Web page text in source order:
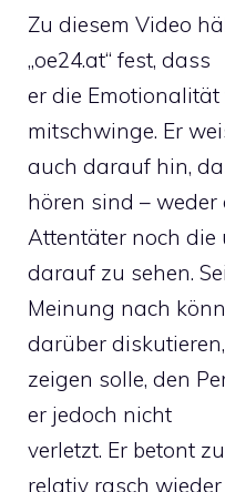
Zu diesem Video
„oe24.at“ fest, dass
er die Emotionalität
mitschwinge. Er
auch darauf hin,
hören sind – weder
Attentäter noch die
darauf zu sehen.
Meinung nach
darüber
zeigen solle, den
er jedoch nicht
verletzt. Er betont
relativ rasch wieder